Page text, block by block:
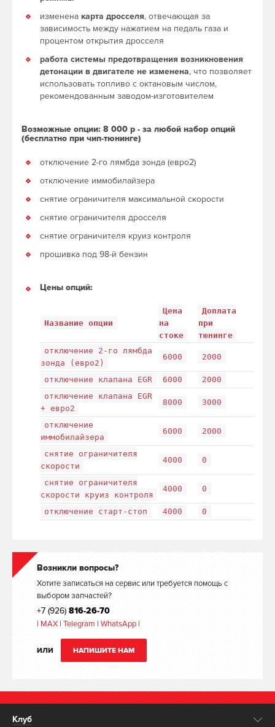
изменена карта дросселя, отвечающая за
зависимость между нажатием на педаль газа и
процентом открытия дросселя
работа системы предотвращения возникновения
детонации в двигателе не изменена, что позволяет
использовать топливо с октановым числом,
рекомендованным заводом-изготовителем
Возможные опции: 8 000 р - за любой набор опций
(бесплатно при чип-тюнинге)
отключение 2-го лямбда зонда (евро2)
отключение иммобилайзера
снятие ограничителя максимальной скорости
снятие ограничителя дросселя
снятие ограничителя круиз контроля
прошивка под 98-й бензин
Цены опций:
Название опции
Цена
на
стоке
Доплата
при
тюнинге
отключение 2-го лямбда
зонда (евро2)
6000 2000
отключение клапана EGR 6000
2000
отключение клапана EGR
+ евро2
8000 3000
отключение
иммобилайзера
6000 2000
снятие ограничителя
скорости
4000 0
снятие ограничителя
скорости круиз контроля
4000 0
отключение старт-стоп 4000 0
Возникли вопросы?
Хотите записаться на сервис или требуется помощь с
выбором запчастей?
+7 (926) 816-26-70
| MAX | Telegram | WhatsApp |
ИЛИ НАПИШИТЕ НАМ
Клуб